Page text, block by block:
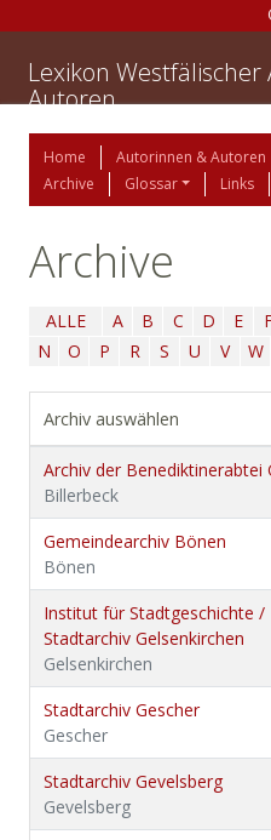
Lexikon
Autoren
Home Autorinnen & Autoren
Archive
Glossar Links
Archive
ALLE A B C D E
N
O P R S U V W
Archiv auswählen
Archiv der Benediktinerabtei
Billerbeck
Gemeindearchiv Bönen
Bönen
Institut für Stadtgeschichte /
Stadtarchiv Gelsenkirchen
Gelsenkirchen
Stadtarchiv Gescher
Gescher
Stadtarchiv Gevelsberg
Gevelsberg